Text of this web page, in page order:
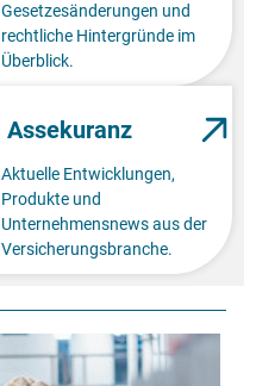
Gesetzesänderungen und
rechtliche Hintergründe im
Überblick.
Assekuranz
Aktuelle Entwicklungen,
Produkte und
Unternehmensnews aus der
Versicherungsbranche.